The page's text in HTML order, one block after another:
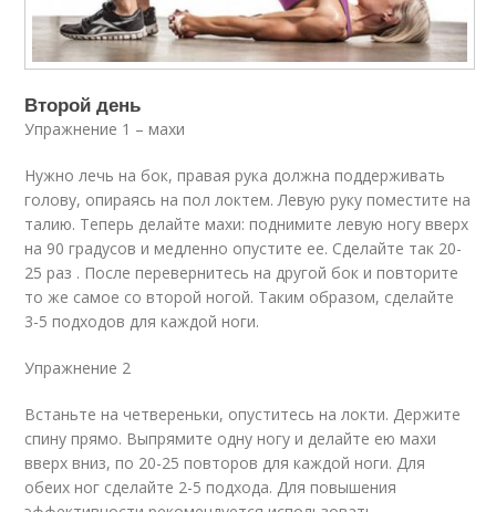
Второй день
Упражнение 1 – махи
Нужно лечь на бок, правая рука должна поддерживать
голову, опираясь на пол локтем. Левую руку поместите на
талию. Теперь делайте махи: поднимите левую ногу вверх
на 90 градусов и медленно опустите ее. Сделайте так 20-
25 раз . После перевернитесь на другой бок и повторите
то же самое со второй ногой. Таким образом, сделайте
3-5 подходов для каждой ноги.
Упражнение 2
Встаньте на четвереньки, опуститесь на локти. Держите
спину прямо. Выпрямите одну ногу и делайте ею махи
вверх вниз, по 20-25 повторов для каждой ноги. Для
обеих ног сделайте 2-5 подхода. Для повышения